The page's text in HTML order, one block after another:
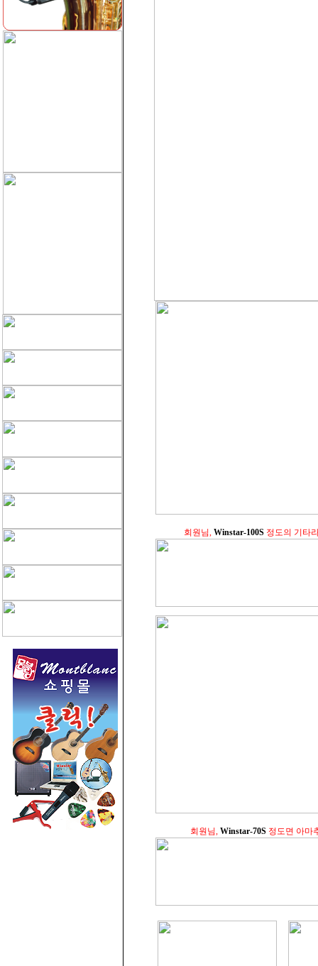
회원님, Winstar-100S정도의 기타
회원님, Winstar-70S 정도면 아마